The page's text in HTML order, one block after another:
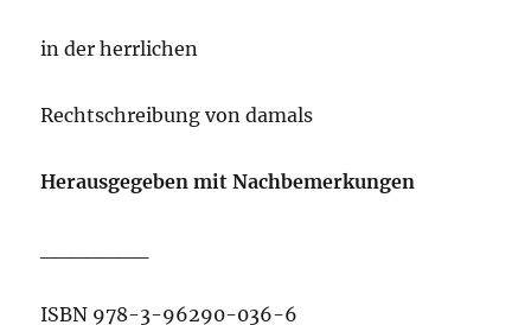
in der herrlichen
Rechtschreibung von damals
Herausgegeben mit Nachbemerkungen
ISBN 978-3-96290-036-6